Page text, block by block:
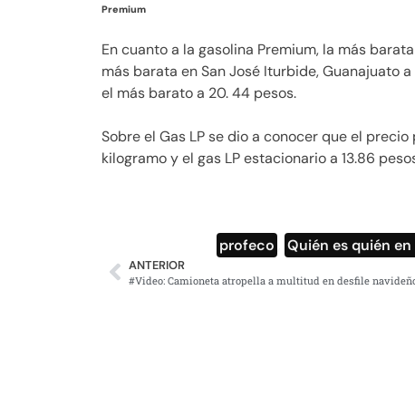
Premium
En cuanto a la gasolina Premium, la más
más barata en San José Iturbide, Guanajuato
el más barato a 20. 44 pesos.
Sobre el Gas LP se dio a conocer que el
kilogramo y el gas LP estacionario a 13.86
profeco Quién es quién
ANTERIOR